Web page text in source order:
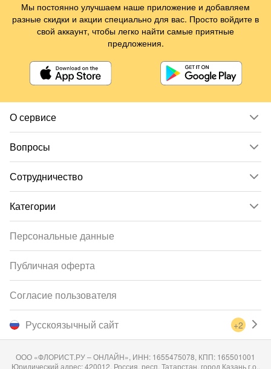
О сервисе
Вопросы
Сотрудничество
Категории
Русскоязычный сайт +2
Персональные данные
Публичная оферта
Согласие пользователя
ООО «ФЛОРИСТ.РУ – ОНЛАЙН», ИНН: 1655475078, КПП: 165501001
Юридический адрес: 420012, Россия, респ. Татарстан, город Казань г.о.,
Мы постоянно улучшаем наше приложение и добавляем
разные скидки и акции специально для вас. Просто войдите в
свой аккаунт, чтобы легко найти самые приятные
предложения.